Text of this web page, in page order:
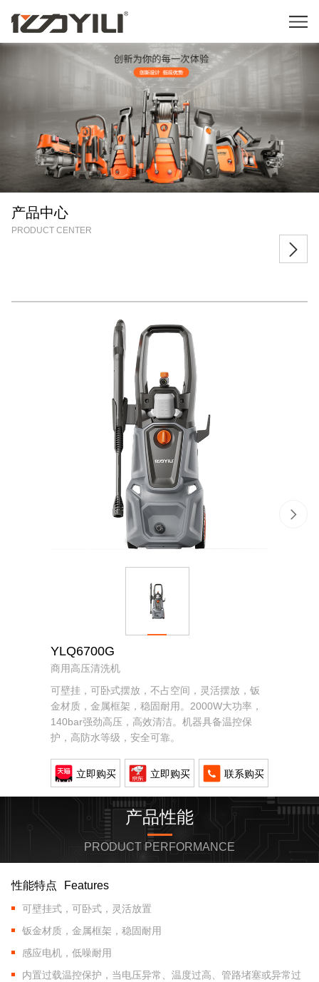
产品中心
PRODUCT CENTER
YLQ6700G
商用高压清洗机
可壁挂，可卧式摆放，不占空间，灵活摆放，钣
金材质，金属框架，稳固耐用。2000W大功率，
140bar强劲高压，高效清洁。机器具备温控保
护，高防水等级，安全可靠。
立即购买 立即购买 联系购买
产品性能
PRODUCT PERFORMANCE
性能特点 Features
可壁挂式，可卧式，灵活放置
钣金材质，金属框架，稳固耐用
感应电机，低噪耐用
内置过载温控保护，当电压异常、温度过高、管路堵塞或异常过